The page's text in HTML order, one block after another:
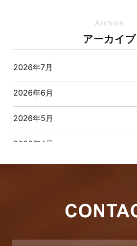
オーナー様からの質問
おすすめ物件
お客様インタビュー
お客様の声
Archive
アーカイブ
2026年7月
2026年6月
2026年5月
2026年4月